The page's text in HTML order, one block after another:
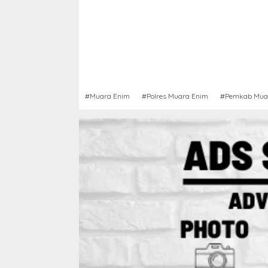
#Muara Enim #Polres Muara Enim #Pemkab